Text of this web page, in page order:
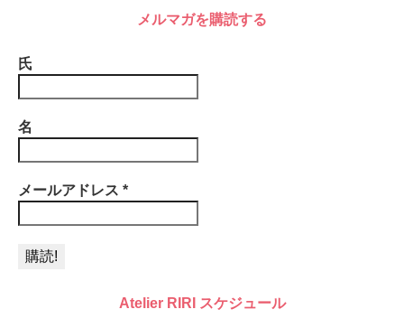
メルマガを購読する
氏
名
メールアドレス *
Atelier RIRI スケジュール